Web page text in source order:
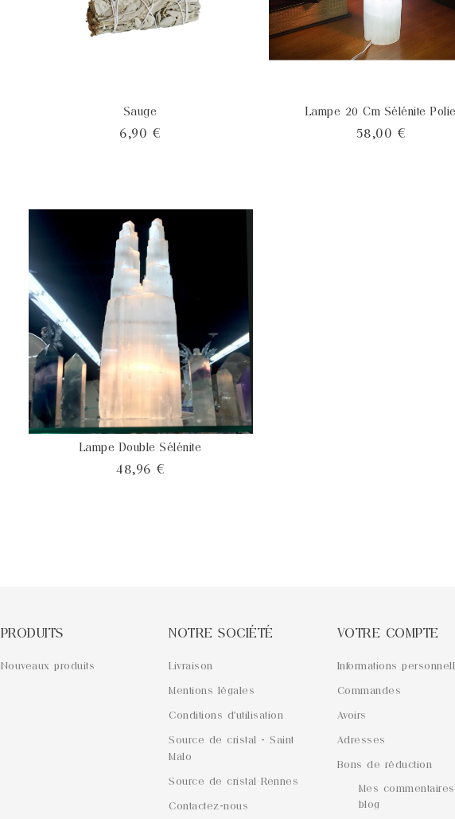
Sauge
6,90 €
Lampe 20 Cm Sélénite Polie
58,00 €
Lampe Double Sélénite
48,96 €
PRODUITS
Nouveaux produits
NOTRE SOCIÉTÉ
Livraison
Mentions légales
Conditions d'utilisation
Source de cristal - Saint
Malo
Source de cristal Rennes
Contactez-nous
VOTRE COMPTE
Informations
Commandes
Avoirs
Adresses
Bons de réduction
Mes
blog